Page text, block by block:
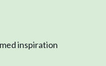
inspiration